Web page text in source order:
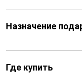
Назначение
Где купить